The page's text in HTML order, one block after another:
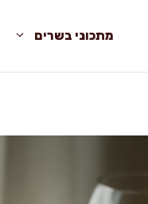
מתכוני בשרים